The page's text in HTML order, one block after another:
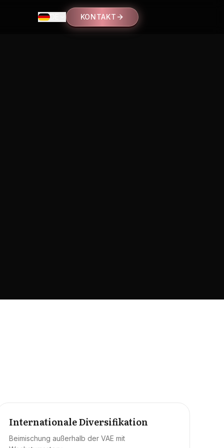
DE KONTAKT
Internationale Diversifikation
Beimischung außerhalb der VAE mit